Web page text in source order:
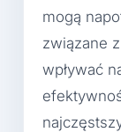
mogą
związane
wpływać